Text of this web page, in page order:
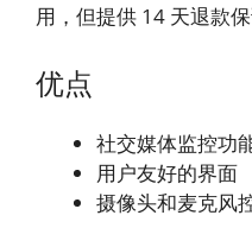
用，但提供 14 天退款
优点
社交媒体监控功
用户友好的界面
摄像头和麦克风